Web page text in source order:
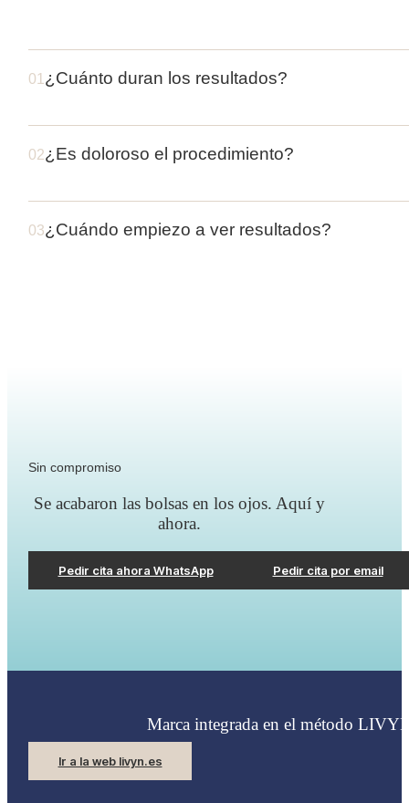
01 ¿Cuánto duran los resultados?
02¿Es doloroso el procedimiento?
03¿Cuándo empiezo a ver resultados?
Sin compromiso
Se acabaron las bolsas en los ojos. Aquí y
ahora.
Pedir cita ahora WhatsApp Pedir cita por email
Marca integrada en el método
Ir a la web livyn.es